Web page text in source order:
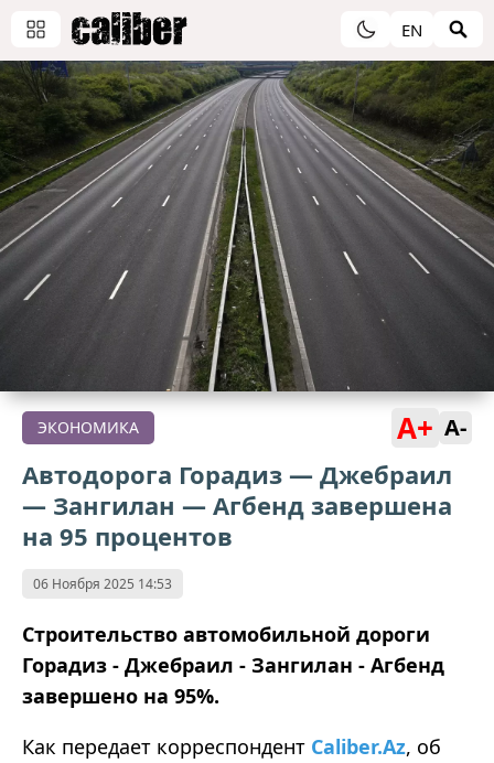
EN
ЭКОНОМИКА A+ A-
Автодорога Горадиз — Джебраил
— Зангилан — Агбенд завершена
на 95 процентов
06 Ноября 2025 14:53
Строительство автомобильной дороги
Горадиз - Джебраил - Зангилан - Агбенд
завершено на 95%.
Как передает корреспондент Caliber.Az, об